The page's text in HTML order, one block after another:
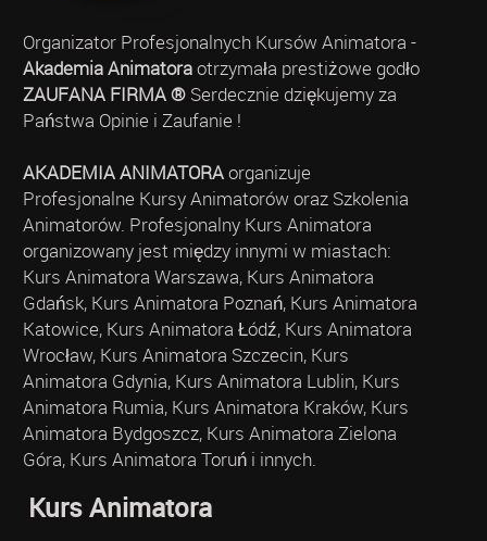
Organizator Profesjonalnych Kursów Animatora -
Akademia Animatoraotrzymała prestiżowe godło
ZAUFANA FIRMA ®Serdecznie dziękujemy za
Państwa Opinie i Zaufanie !
AKADEMIA ANIMATORAorganizuje
Profesjonalne Kursy Animatorów oraz Szkolenia
Animatorów. Profesjonalny Kurs Animatora
organizowany jest między innymi w miastach:
Kurs Animatora Warszawa, Kurs Animatora
Gdańsk, Kurs Animatora Poznań, Kurs Animatora
Katowice, Kurs Animatora Łódź, Kurs Animatora
Wrocław, Kurs Animatora Szczecin, Kurs
Animatora Gdynia, Kurs Animatora Lublin, Kurs
Animatora Rumia, Kurs Animatora Kraków, Kurs
Animatora Bydgoszcz, Kurs Animatora Zielona
Góra, Kurs Animatora Toruń i innych.
Kurs Animatora